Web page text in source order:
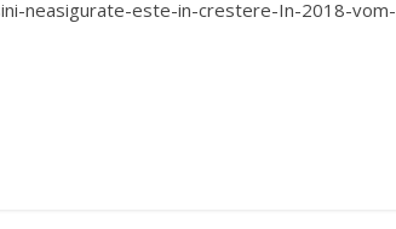
neasigurate-este-in-crestere-In-2018-vom-